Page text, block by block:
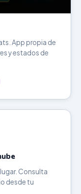
App propia de
y estados de
Consulta
desde tu